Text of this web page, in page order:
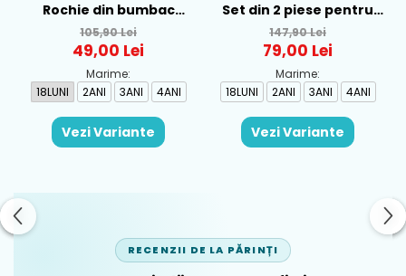
Rochie din bumbac
pentru fete Mayoral,
Rosu - 1930-069
105,90 Lei
49,00 Lei
Marime:
18LUNI
2ANI 3ANI 4ANI
Vezi Variante
Set din 2 piese pentru
baieti Mayoral, Alb-
Albastru - 1665-31
147,90 Lei
79,00 Lei
Marime:
18LUNI
2ANI 3ANI 4ANI
Vezi Variante
RECENZII DE LA PĂRINȚI